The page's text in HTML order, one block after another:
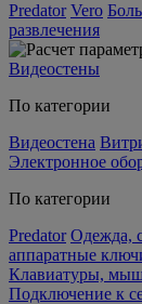
Predator Vero
развлечения
Видеостены
По категории
Видеостена
Электронное
По категории
Predator Одежда,
аппаратные
Клавиатуры,
Подключение к